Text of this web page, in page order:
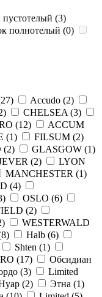
пустотелый (3)
полнотелый (0)
27) Accudo (2)
) CHELSEA (3)
(12)
ACCUM
(1) FILSUM (2)
(2) GLASGOW (1)
(2)
LYON
MANCHESTER (1)
(4)
) OSLO (6)
(2)
)
WESTERWALD
8) Halb (6)
Shten (1)
(17)
Обсидиан
(3)
Limited
(2) Этна (1)